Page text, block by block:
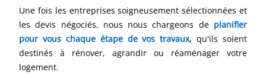
Une fois les entreprises soigneusement sélectionnées et
les devis négociés, nous nous chargeons de planifier
pour vous chaque étape de vos travaux, qu'ils soient
destinés à rénover, agrandir ou réaménager votre
logement.